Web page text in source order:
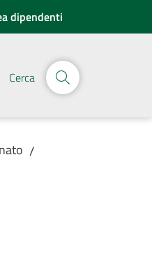
dipendenti
Cerca
/